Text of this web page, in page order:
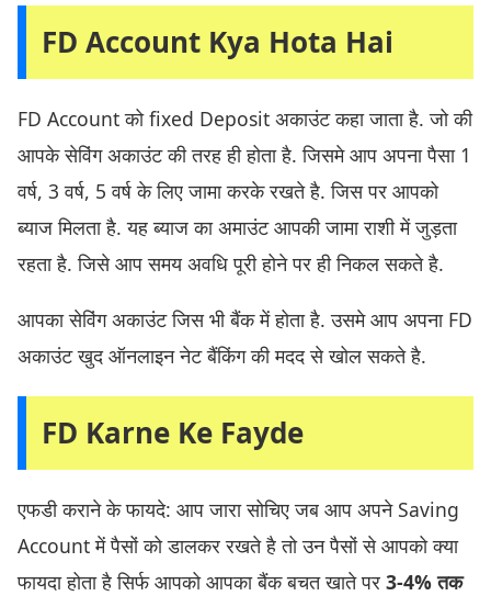
FD Account Kya Hota Hai
FD Account को fixed Deposit अकाउंट कहा जाता है. जो की
आपके सेविंग अकाउंट की तरह ही होता है. जिसमे आप अपना पैसा 1
वर्ष, 3 वर्ष, 5 वर्ष के लिए जामा करके रखते है. जिस पर आपको
ब्याज मिलता है. यह ब्याज का अमाउंट आपकी जामा राशी में जुड़ता
रहता है. जिसे आप समय अवधि पूरी होने पर ही निकल सकते है.
आपका सेविंग अकाउंट जिस भी बैंक में होता है. उसमे आप अपना FD
अकाउंट खुद ऑनलाइन नेट बैंकिंग की मदद से खोल सकते है.
FD Karne Ke Fayde
एफडी कराने के फायदे: आप जारा सोचिए जब आप अपने Saving
Account में पैसों को डालकर रखते है तो उन पैसों से आपको क्या
फायदा होता है सिर्फ आपको आपका बैंक बचत खाते पर 3-4% तक